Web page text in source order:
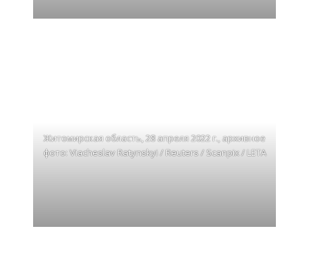
Житомирская область, 28 апреля 2022 г., архивное
фото: Viacheslav Ratynskyi / Reuters / Scanpix / LETA